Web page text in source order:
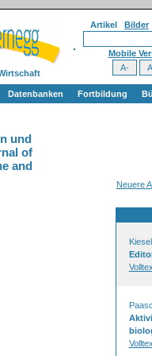
Artikel Bilder
Mobile
Datenbanken Fortbildung
und
of
and
Neuere